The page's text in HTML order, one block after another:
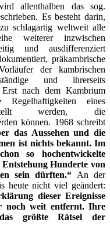
allenthalben das sog.
Es besteht darin,
schlagartig weltweit alle
weiterer inzwischen
und ausdifferenziert
präkambrische
der kambrischen
und ihrerseits
Erst nach dem Kambrium
eines
werden, die
können. 1968 schreibt
das Aussehen und die
ist nichts bekannt. Im
so hochentwickelte
Hunderte von
sein dürften.“ An der
heute nicht viel geändert:
dieser Ereignisse
noch weit entfernt. Ihre
größte Rätsel der